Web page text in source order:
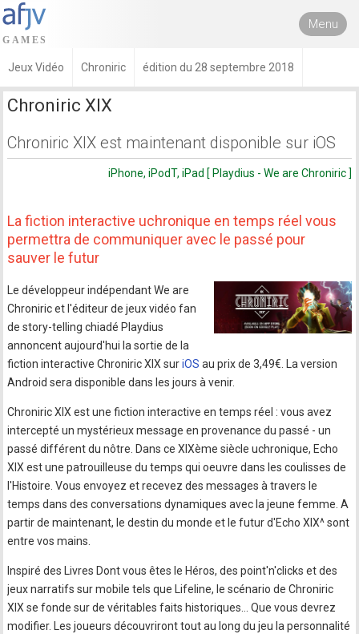
Menu
Jeux Vidéo Chroniric édition du 28 septembre 2018
Chroniric XIX
Chroniric XIX est maintenant disponible sur iOS
iPhone, iPodT, iPad [ Playdius - We are Chroniric ]
La fiction interactive uchronique en temps réel vous
permettra de communiquer avec le passé pour
sauver le futur
Le développeur indépendant We are
Chroniric et l'éditeur de jeux vidéo fan
de story-telling chiadé Playdius
annoncent aujourd'hui la sortie de la
fiction interactive Chroniric XIX suriOS au prix de 3,49€. La version
Android sera disponible dans les jours à venir.
Chroniric XIX est une fiction interactive en temps réel : vous avez
intercepté un mystérieux message en provenance du passé - un
passé différent du nôtre. Dans ce XIXème siècle uchronique, Echo
XIX est une patrouilleuse du temps qui oeuvre dans les coulisses de
l'Histoire. Vous envoyez et recevez des messages à travers le
temps dans des conversations dynamiques avec la jeune femme. A
partir de maintenant, le destin du monde et le futur d'Echo XIX^ sont
entre vos mains.
Inspiré des Livres Dont vous êtes le Héros, des point'n'clicks et des
jeux narratifs sur mobile tels que Lifeline, le scénario de Chroniric
XIX se fonde sur de véritables faits historiques… Que vous devrez
modifier. Les joueurs découvriront tout au long du jeu la personnalité